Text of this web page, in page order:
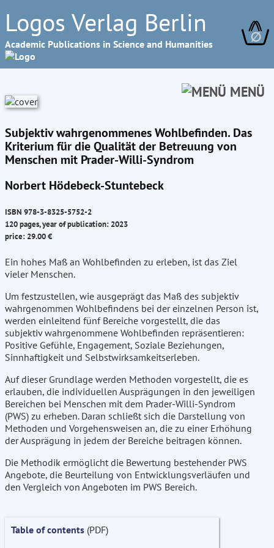
Logos Verlag Berlin
Academic Publications in Science and Humanities ∅
MENÜ
Subjektiv wahrgenommenes Wohlbefinden. Das
Kriterium für die Qualität der Betreuung von
Menschen mit Prader-Willi-Syndrom
Norbert Hödebeck-Stuntebeck
ISBN 978-3-8325-5752-2
120 pages, year of publication: 2023
price: 29.00 €
Ein hohes Maß an Wohlbefinden zu erleben, ist das Ziel
vieler Menschen.
Um festzustellen, wie ausgeprägt das Maß des subjektiv
wahrgenommen Wohlbefindens bei der einzelnen Person ist,
werden einleitend fünf Bereiche vorgestellt, die das
subjektiv wahrgenommene Wohlbefinden repräsentieren:
Positive Gefühle, Engagement, Soziale Beziehungen,
Sinnhaftigkeit und Selbstwirksamkeitserleben.
Auf dieser Grundlage werden Methoden vorgestellt, die es
erlauben, die individuellen Ausprägungen in den jeweiligen
Bereichen bei Menschen mit dem Prader-Willi-Syndrom
(PWS) zu erheben. Daran schließt sich die Darstellung von
Methoden und Vorgehensweisen an, die zu einer Erhöhung
der Ausprägung in jedem der Bereiche beitragen können.
Die Methodik ermöglicht die Bewertung bestehender PWS
Angebote, die Beurteilung von Entwicklungsverläufen und
den Vergleich von Angeboten im PWS Bereich.
Table of contents (PDF)